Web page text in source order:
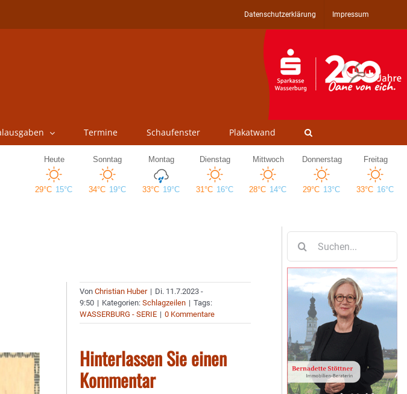
Datenschutzerklärung Impressum
Termine Schaufenster Plakatwand
VonChristian Huber | Di. 11.7.2023 -
9:50 | Kategorien:Schlagzeilen | Tags:
WASSERBURG - SERIE | 0 Kommentare
Hinterlassen Sie einen
Kommentar
nach: